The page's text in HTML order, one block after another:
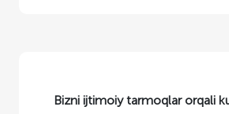
Bizni ijtimoiy tarmoqlar orqali